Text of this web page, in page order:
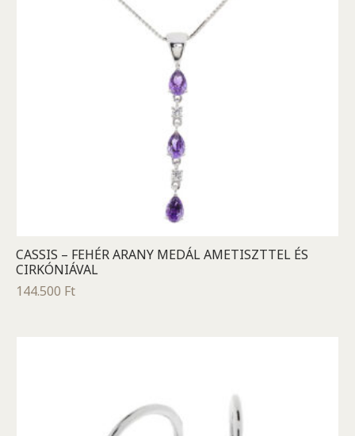
CASSIS – FEHÉR ARANY MEDÁL AMETISZTTEL ÉS
CIRKÓNIÁVAL
144.500 Ft